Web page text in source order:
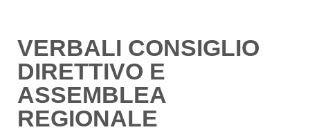
VERBALI CONSIGLIO
DIRETTIVO E
ASSEMBLEA
REGIONALE